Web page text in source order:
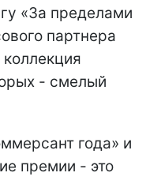
«За пределами
партнера
- смелый
года» и
премии - это